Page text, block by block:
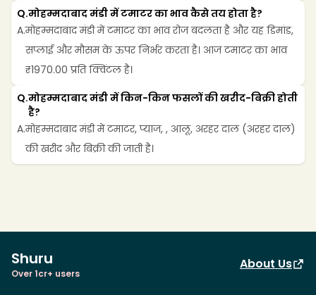
Q.मोहम्मदाबाद मंडी में टमाटर का भाव कैसे तय होता है?
A.मोहम्मदाबाद मंडी में टमाटर का भाव रोज बदलता है और यह डिमांड,
सप्लाई और मौसम के ऊपर निर्भर करता है। आज टमाटर का भाव
₹1970.00 प्रति क्विंटल है।
Q.मोहम्मदाबाद मंडी में किन-किन फसलों की खरीद-बिक्री होती
है?
A.मोहम्मदाबाद मंडी में टमाटर, प्याज, , आलू, अरहर दाल (अरहर दाल)
की खरीद और बिक्री की जाती है।
Shuru
Over 1cr+ users
About Us